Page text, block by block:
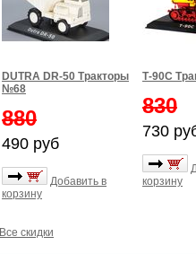
DUTRA DR-50 Тракторы
№68
880
490 руб
Добавить в
корзину
Т-90С
830
730
корзину
Все скидки